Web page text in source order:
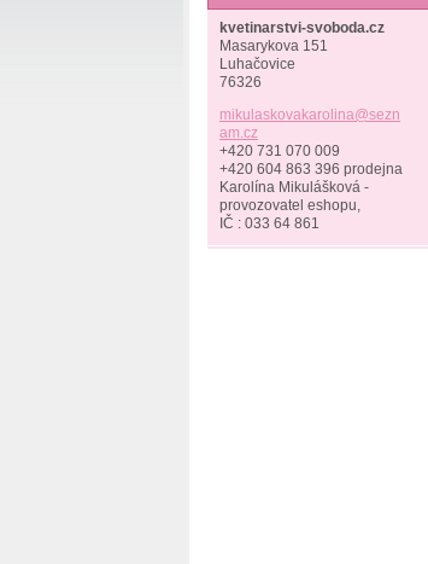
kvetinarstvi-svoboda.cz
Masarykova 151
Luhačovice
76326
mikulaskovakarol ina@sezn
am.cz
+420 731 070 009
+420 604 863 396 prodejna
Karolína Mikulášková -
provozovatel eshopu,
IČ : 033 64 861